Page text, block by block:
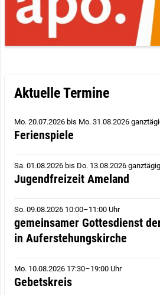
Aktuelle Termine
Mo. 20.07.2026 bis Mo. 31.08.2026
Ferienspiele
Sa. 01.08.2026 bis Do. 13.08.2026 ganztägig
Jugendfreizeit Ameland
So. 09.08.2026 10:00–11:00 Uhr
gemeinsamer Gottesdienst
in Auferstehungskirche
Mo. 10.08.2026 17:30–19:00 Uhr
Gebetskreis